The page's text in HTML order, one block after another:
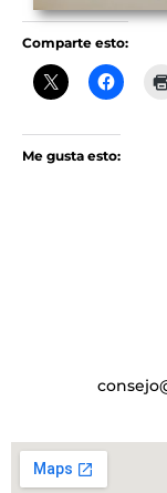
Comparte esto:
Me gusta esto: